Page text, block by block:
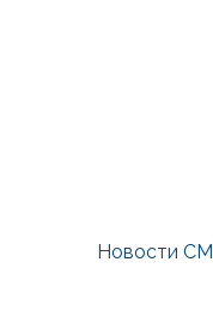
Новости